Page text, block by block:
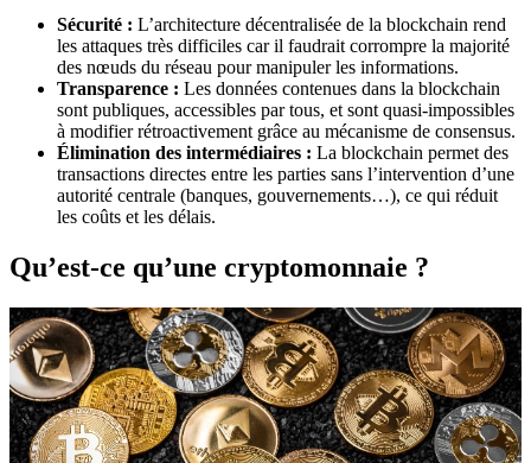
Sécurité : L’architecture décentralisée de la blockchain rend
les attaques très difficiles car il faudrait corrompre la majorité
des nœuds du réseau pour manipuler les informations.
Transparence : Les données contenues dans la blockchain
sont publiques, accessibles par tous, et sont quasi-impossibles
à modifier rétroactivement grâce au mécanisme de consensus.
Élimination des intermédiaires : La blockchain permet des
transactions directes entre les parties sans l’intervention d’une
autorité centrale (banques, gouvernements…), ce qui réduit
les coûts et les délais.
Qu’est-ce qu’une cryptomonnaie ?